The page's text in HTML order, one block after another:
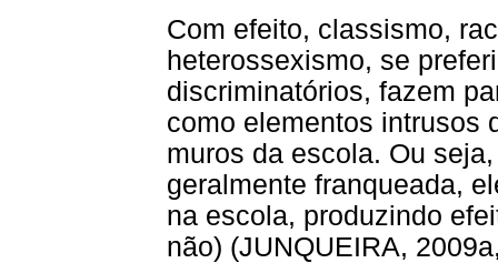
Com efeito, classismo,
heterossexismo, se
discriminatórios, fazem
como elementos intrusos
muros da escola. Ou
geralmente franqueada,
na escola, produzindo
não) (JUNQUEIRA,